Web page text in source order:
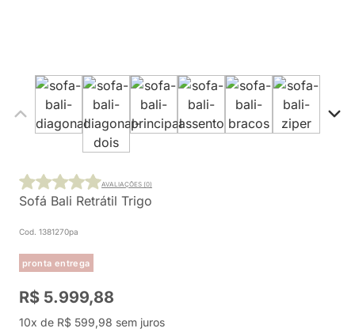
Sofá Bali Retrátil Trigo
Cod. 1381270pa
pronta entrega
AVALIAÇÕES (0)
R$ 5.999,88
10x de R$ 599,98 sem juros